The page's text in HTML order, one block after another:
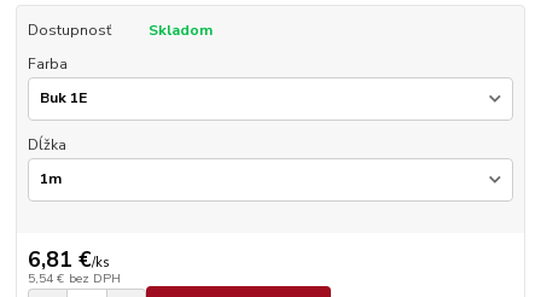
Dostupnosť
Skladom
Farba
Dĺžka
6,81 €/ks
5,54 € bez DPH